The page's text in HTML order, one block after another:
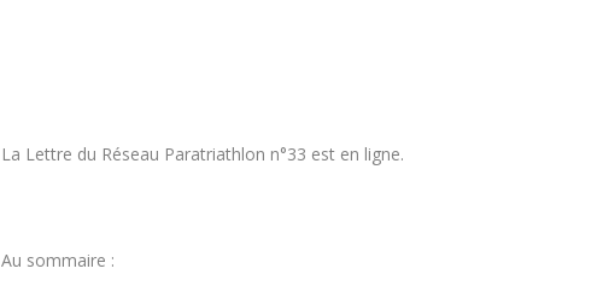
La Lettre du Réseau Paratriathlon n°33 est en ligne.
Au sommaire :